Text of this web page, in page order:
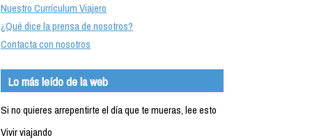
Nuestro Currículum Viajero
¿Qué dice la prensa de nosotros?
Contacta con nosotros
Lo más leído de la web
Si no quieres arrepentirte el día que te mueras, lee esto
Vivir viajando